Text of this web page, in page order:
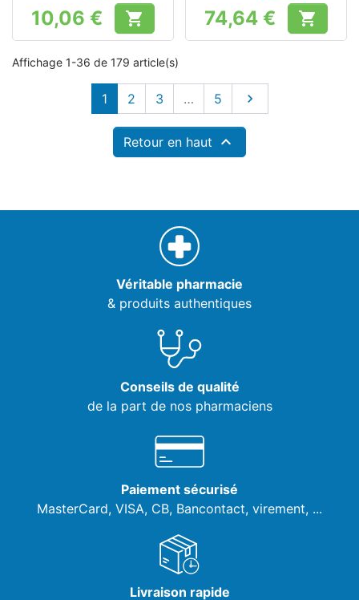
Prix
10,06 €  Prix
74,64 € 
Affichage 1-36 de 179 article(s)
1 2 3 … 5 Suivant

Retour en haut 
Véritable pharmacie
& produits authentiques
Conseils de qualité
de la part de nos pharmaciens
Paiement sécurisé
MasterCard, VISA, CB, Bancontact, virement, ...
Livraison rapide